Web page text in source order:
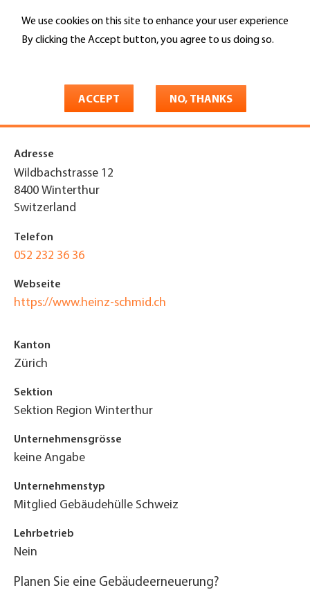
We use cookies on this site to enhance your user experience
By clicking the Accept button, you agree to us doing so.
ACCEPT NO, THANKS
main
Search
Heinz Schmid AG
Adresse
Wildbachstrasse 12
8400 Winterthur
Switzerland
Telefon
052 232 36 36
Webseite
https://www.heinz-schmid.ch
Kanton
Zürich
Sektion
Sektion Region Winterthur
Unternehmensgrösse
keine Angabe
Unternehmenstyp
Mitglied Gebäudehülle Schweiz
Lehrbetrieb
Nein
Planen Sie eine Gebäudeerneuerung?